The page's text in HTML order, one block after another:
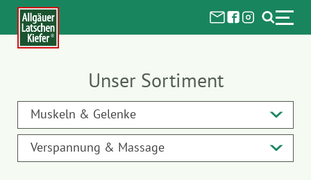
Unser Sortiment
Muskeln & Gelenke
Verspannung & Massage